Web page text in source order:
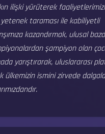
ilişki yürüterek faaliyetlerimizi
yetenek taraması ile kabiliyetli
kazandırmak, ulusal
şampiyon olan
yarıştırarak, uluslararası
ülkemizin ismini zirvede